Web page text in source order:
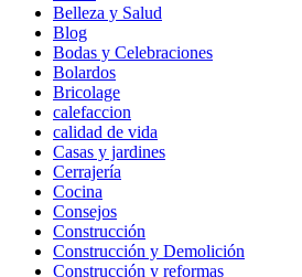
Belleza y Salud
Blog
Bodas y Celebraciones
Bolardos
Bricolage
calefaccion
calidad de vida
Casas y jardines
Cerrajería
Cocina
Consejos
Construcción
Construcción y Demolición
Construcción y reformas